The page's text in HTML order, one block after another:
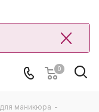
0
маникюра -